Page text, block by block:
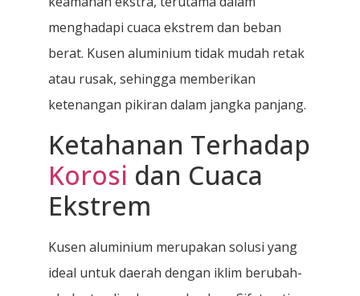
menghadapi cuaca ekstrem dan beban
berat. Kusen aluminium tidak mudah retak
atau rusak, sehingga memberikan
ketenangan pikiran dalam jangka panjang.
Ketahanan Terhadap
Korosi dan Cuaca
Ekstrem
Kusen aluminium merupakan solusi yang
ideal untuk daerah dengan iklim berubah-